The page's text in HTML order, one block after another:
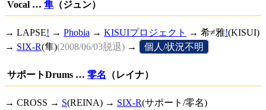
Vocal … 隼 （ジュン）
→ LAPSE! → Phobia → KISUIプロジェクト → 希≠雅!(KISUI)
→ SIX-R(隼)(2008/06/03脱退) → 個人/状況不明
サポートDrums … 零名 （レイナ）
→ CROSS → S(REINA) → SIX-R(サポート/零名)